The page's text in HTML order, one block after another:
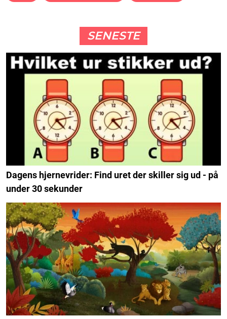
SENESTE
Dagens hjernevrider: Find uret der skiller sig ud - på
under 30 sekunder